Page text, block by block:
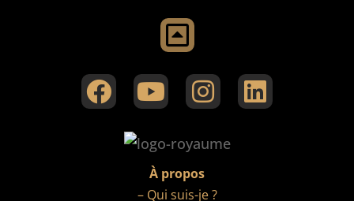
À propos
– Qui suis-je ?